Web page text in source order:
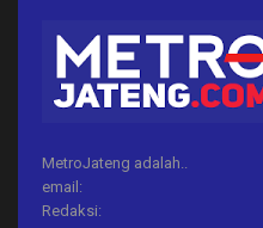
MetroJateng adalah..
email:
Redaksi: